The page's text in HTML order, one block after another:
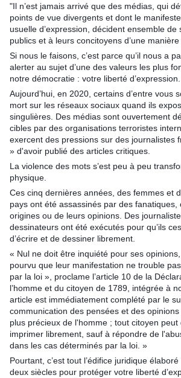
"Il n’est jamais arrivé que des médias, qui
points de vue divergents et dont le
usuelle d’expression, décident ensemble de
publics et à leurs concitoyens d’une
Si nous le faisons, c’est parce qu’il nous a
alerter au sujet d’une des valeurs les plus
notre démocratie : votre liberté d’expression.
Aujourd’hui, en 2020, certains d’entre vous
mort sur les réseaux sociaux quand ils
singulières. Des médias sont ouvertement
cibles par des organisations terroristes
exercent des pressions sur des journalistes
» d'avoir publié des articles critiques.
La violence des mots s’est peu à peu
physique.
Ces cinq dernières années, des femmes et
pays ont été assassinés par des fanatiques,
origines ou de leurs opinions. Des
dessinateurs ont été exécutés pour qu’ils
d’écrire et de dessiner librement.
« Nul ne doit être inquiété pour ses
pourvu que leur manifestation ne trouble
par la loi », proclame l’article 10 de la
l’homme et du citoyen de 1789, intégrée à
article est immédiatement complété par le
communication des pensées et des
plus précieux de l'homme ; tout citoyen peut
imprimer librement, sauf à répondre de
dans les cas déterminés par la loi. »
Pourtant, c’est tout l’édifice juridique
deux siècles pour protéger votre liberté